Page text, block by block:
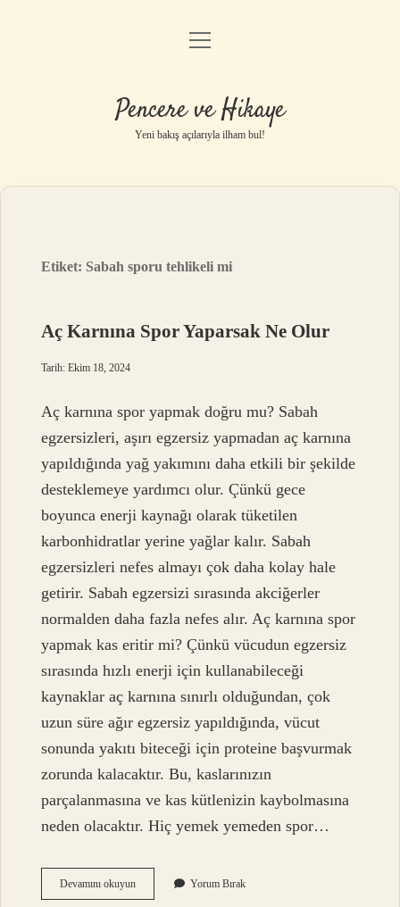
Anasayfa
Yasal Uyarı
menüyü
Pencere ve Hikaye
Yeni bakış açılarıyla ilham bul!
Etiket: Sabah sporu tehlikeli mi
Aç Karnına Spor Yaparsak Ne Olur
Tarih: Ekim 18, 2024
Aç karnına spor yapmak doğru mu? Sabah
egzersizleri, aşırı egzersiz yapmadan aç karnına
yapıldığında yağ yakımını daha etkili bir şekilde
desteklemeye yardımcı olur. Çünkü gece
boyunca enerji kaynağı olarak tüketilen
karbonhidratlar yerine yağlar kalır. Sabah
egzersizleri nefes almayı çok daha kolay hale
getirir. Sabah egzersizi sırasında akciğerler
normalden daha fazla nefes alır. Aç karnına spor
yapmak kas eritir mi? Çünkü vücudun egzersiz
sırasında hızlı enerji için kullanabileceği
kaynaklar aç karnına sınırlı olduğundan, çok
uzun süre ağır egzersiz yapıldığında, vücut
sonunda yakıtı biteceği için proteine ​​başvurmak
zorunda kalacaktır. Bu, kaslarınızın
parçalanmasına ve kas kütlenizin kaybolmasına
neden olacaktır. Hiç yemek yemeden spor…
Devamını okuyunAç
Karnına
Yorum Bırak